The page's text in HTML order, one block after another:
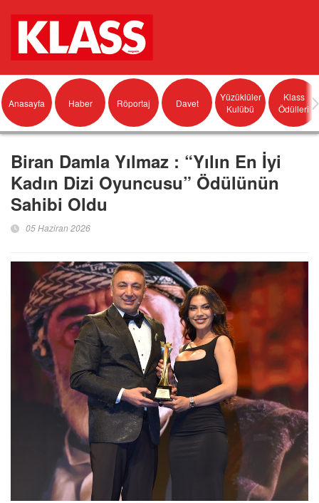
Anasayfa Haber Röportaj Davet
Yüzüklüler
Kulübü
Klass
Ödülleri
Biran Damla Yılmaz : “Yılın En İyi
Kadın Dizi Oyuncusu” Ödülünün
Sahibi Oldu
05 Haziran 2026